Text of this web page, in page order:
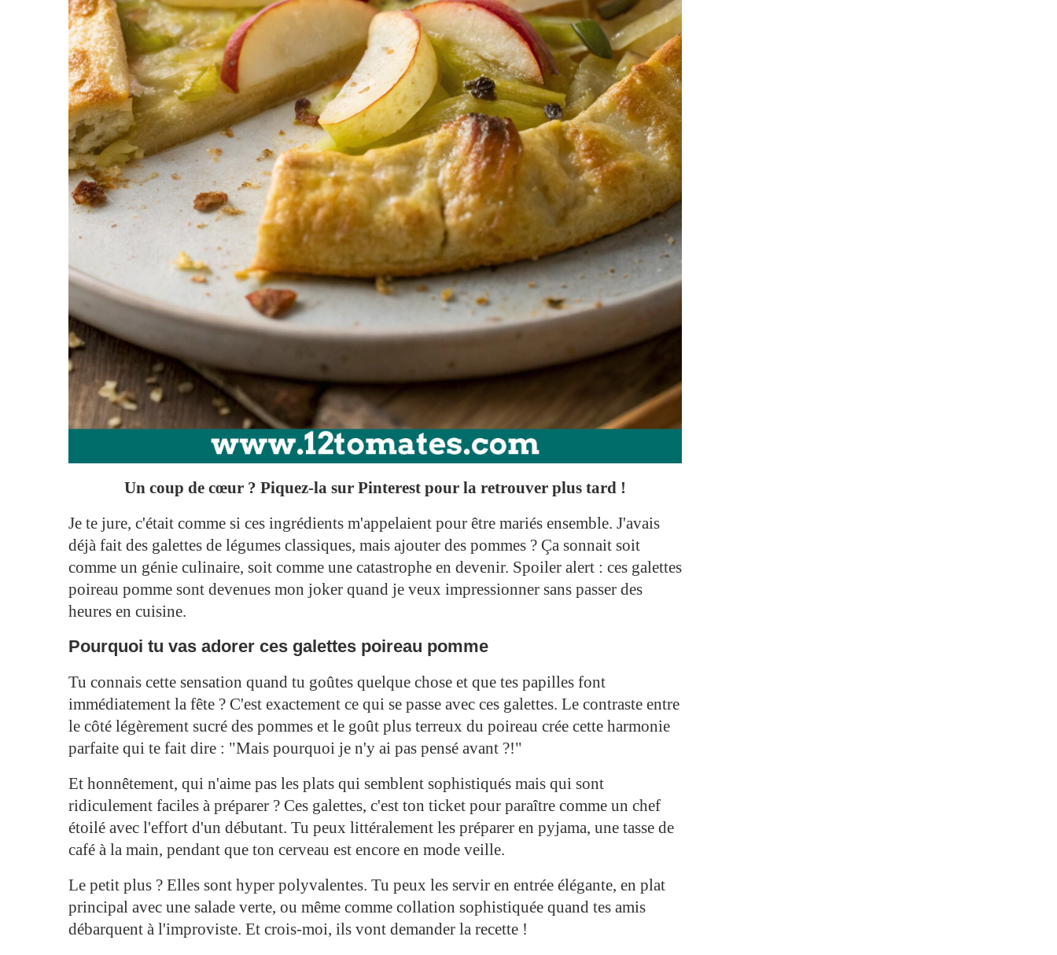
Un coup de cœur ? Piquez-la sur Pinterest pour la retrouver plus tard !
Je te jure, c'était comme si ces ingrédients m'appelaient pour être mariés ensemble. J'avais
déjà fait des galettes de légumes classiques, mais ajouter des pommes ? Ça sonnait soit
comme un génie culinaire, soit comme une catastrophe en devenir. Spoiler alert : ces galettes
poireau pomme sont devenues mon joker quand je veux impressionner sans passer des
heures en cuisine.
Pourquoi tu vas adorer ces galettes poireau pomme
Tu connais cette sensation quand tu goûtes quelque chose et que tes papilles font
immédiatement la fête ? C'est exactement ce qui se passe avec ces galettes. Le contraste entre
le côté légèrement sucré des pommes et le goût plus terreux du poireau crée cette harmonie
parfaite qui te fait dire : "Mais pourquoi je n'y ai pas pensé avant ?!"
Et honnêtement, qui n'aime pas les plats qui semblent sophistiqués mais qui sont
ridiculement faciles à préparer ? Ces galettes, c'est ton ticket pour paraître comme un chef
étoilé avec l'effort d'un débutant. Tu peux littéralement les préparer en pyjama, une tasse de
café à la main, pendant que ton cerveau est encore en mode veille.
Le petit plus ? Elles sont hyper polyvalentes. Tu peux les servir en entrée élégante, en plat
principal avec une salade verte, ou même comme collation sophistiquée quand tes amis
débarquent à l'improviste. Et crois-moi, ils vont demander la recette !